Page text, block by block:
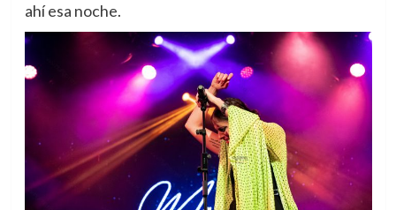
ahí esa noche.